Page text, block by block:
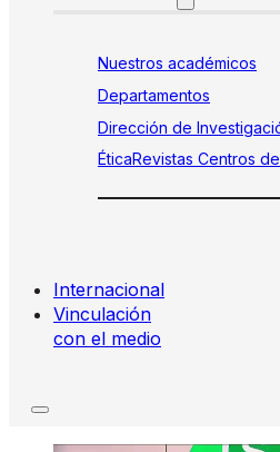
Nuestros académicos
Departamentos
Dirección de
ÉticaRevistas Centros
Internacional
Vinculación
con el medio